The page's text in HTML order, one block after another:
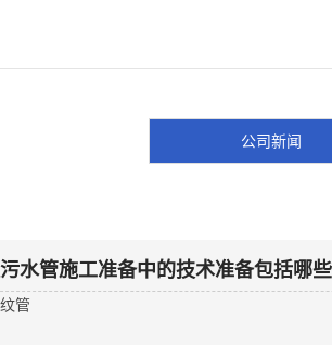
公司新闻
水管施工准备中的技术准备包括哪
管